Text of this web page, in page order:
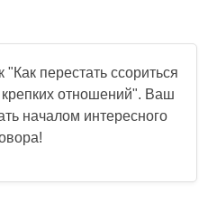
"Как перестать ссориться
отношений". Ваш
началом интересного